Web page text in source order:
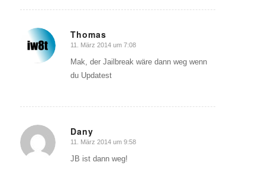
Thomas
sagte:
11. März 2014 um 7:08
Mak, der Jailbreak wäre dann weg wenn
du Updatest
Dany
sagte:
11. März 2014 um 9:58
JB ist dann weg!